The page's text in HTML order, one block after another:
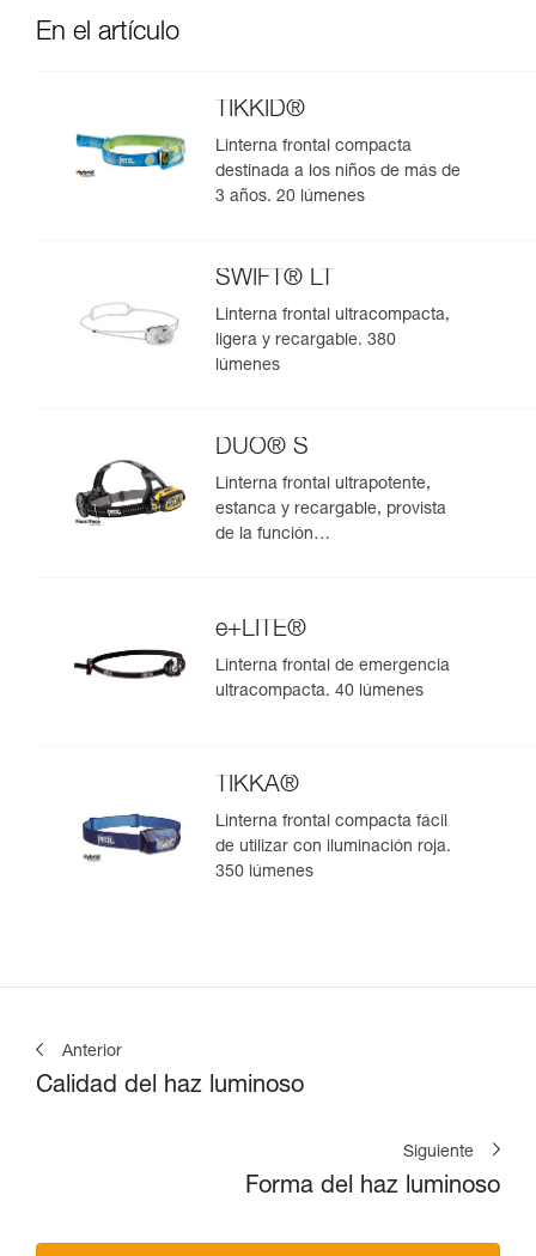
En el artículo
TIKKID®
Linterna frontal compacta
destinada a los niños de más de
3 años. 20 lúmenes
SWIFT® LT
Linterna frontal ultracompacta,
ligera y recargable. 380
lúmenes
DUO® S
Linterna frontal ultrapotente,
estanca y recargable, provista
de la función
e+LITE®
Linterna frontal de emergencia
ultracompacta. 40 lúmenes
TIKKA®
Linterna frontal compacta fácil
de utilizar con iluminación roja.
350 lúmenes
Anterior
Calidad del haz luminoso
Siguiente
Forma del haz luminoso